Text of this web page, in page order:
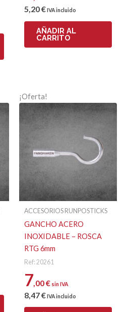
5,20€IVA incluido
AÑADIR AL
CARRITO
¡Oferta!
ACCESORIOS RUNPOSTICKS
GANCHO ACERO
INOXIDABLE – ROSCA
RTG 6mm
Ref: 20261
7 ,00€ sin IVA
8 ,47€IVA incluido